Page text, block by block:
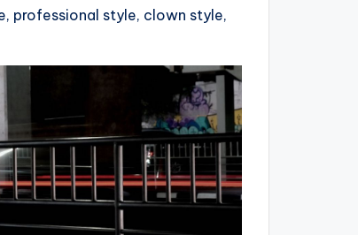
professional style, clown style,